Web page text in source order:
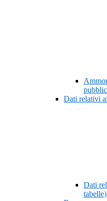
Dati relativi
Dati
tabelle)